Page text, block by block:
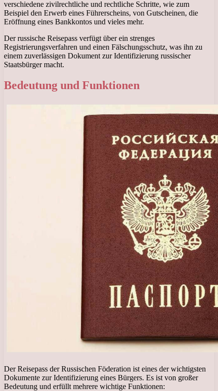
verschiedene zivilrechtliche und rechtliche Schritte, wie zum
Beispiel den Erwerb eines Führerscheins, von Gutscheinen, die
Eröffnung eines Bankkontos und vieles mehr.
Der russische Reisepass verfügt über ein strenges
Registrierungsverfahren und einen Fälschungsschutz, was ihn zu
einem zuverlässigen Dokument zur Identifizierung russischer
Staatsbürger macht.
Bedeutung und Funktionen
Der Reisepass der Russischen Föderation ist eines der wichtigsten
Dokumente zur Identifizierung eines Bürgers. Es ist von großer
Bedeutung und erfüllt mehrere wichtige Funktionen: